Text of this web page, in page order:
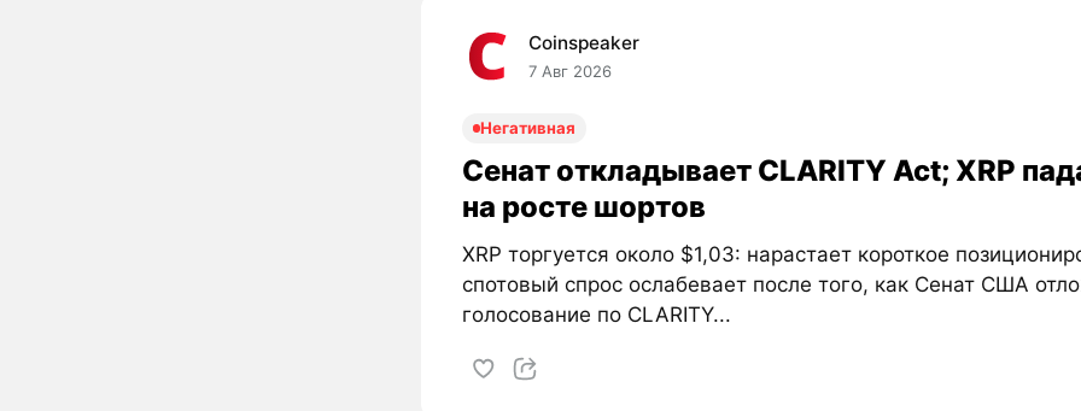
Coinspeaker
7 Авг 2026
Негативная
Сенат откладывает CLARITY Act; XRP
на росте шортов
XRP торгуется около $1,03: нарастает короткое
спотовый спрос ослабевает после того, как Сенат США
голосование по CLARITY...